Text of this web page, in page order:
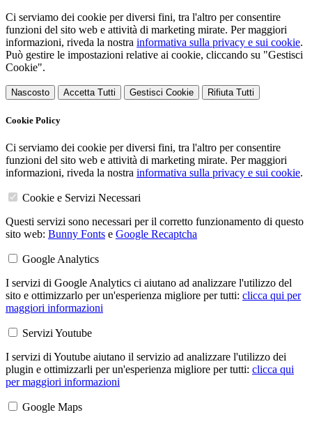
Ci serviamo dei cookie per diversi fini, tra l'altro per consentire
funzioni del sito web e attività di marketing mirate. Per maggiori
informazioni, riveda la nostra informativa sulla privacy e sui cookie.
Può gestire le impostazioni relative ai cookie, cliccando su "Gestisci
Cookie".
Nascosto Accetta Tutti Gestisci Cookie Rifiuta Tutti
Cookie Policy
Ci serviamo dei cookie per diversi fini, tra l'altro per consentire
funzioni del sito web e attività di marketing mirate. Per maggiori
informazioni, riveda la nostra informativa sulla privacy e sui cookie.
Cookie e Servizi Necessari
Questi servizi sono necessari per il corretto funzionamento di questo
sito web: Bunny Fonts e Google Recaptcha
Google Analytics
I servizi di Google Analytics ci aiutano ad analizzare l'utilizzo del
sito e ottimizzarlo per un'esperienza migliore per tutti: clicca qui per
maggiori informazioni
Servizi Youtube
I servizi di Youtube aiutano il servizio ad analizzare l'utilizzo dei
plugin e ottimizzarli per un'esperienza migliore per tutti: clicca qui
per maggiori informazioni
Google Maps